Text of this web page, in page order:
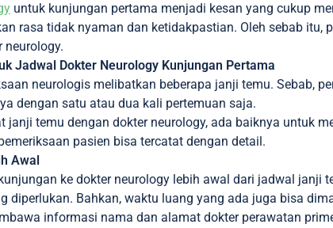
untuk kunjungan pertama menjadi kesan yang cukup
rasa tidak nyaman dan ketidakpastian. Oleh sebab
neurology.
Jadwal Dokter Neurology Kunjungan Pertama
neurologis melibatkan beberapa janji temu. Sebab,
dengan satu atau dua kali pertemuan saja.
janji temu dengan dokter neurology, ada baiknya untuk
pasien bisa tercatat dengan detail.
Awal
ke dokter neurology lebih awal dari jadwal
diperlukan. Bahkan, waktu luang yang ada juga bisa
informasi nama dan alamat dokter perawatan